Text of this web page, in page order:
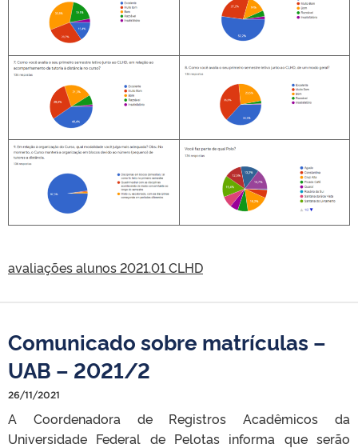
avaliações alunos 2021.01 CLHD
Comunicado sobre matrículas –
UAB – 2021/2
26/11/2021
A Coordenadora de Registros Acadêmicos da
Universidade Federal de Pelotas informa que serão